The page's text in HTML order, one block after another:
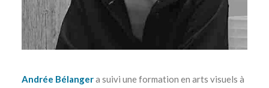
Andrée Bélangera suivi une formation en arts visuels à